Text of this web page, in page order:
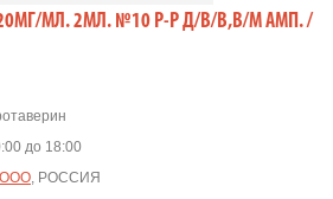
МЛ. 2МЛ. №10 Р-Р Д/В/В,В/М АМП. /
до 18:00
, РОССИЯ